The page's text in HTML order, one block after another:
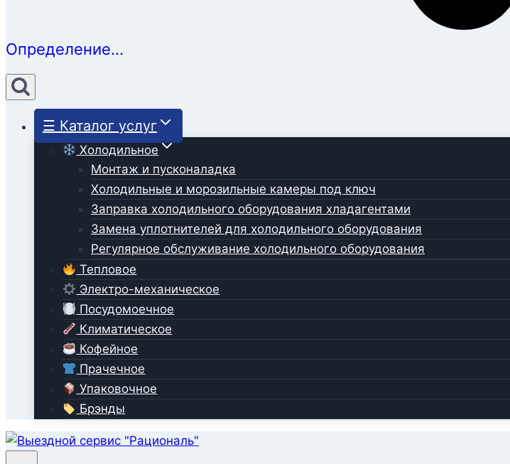
Определение...
☰ Каталог услуг
Холодильное
Монтаж и пусконаладка
Холодильные и морозильные камеры под ключ
Заправка холодильного оборудования хладагентами
Замена уплотнителей для холодильного оборудования
Регулярное обслуживание холодильного оборудования
Тепловое
Электро-механическое
Посудомоечное
Климатическое
Кофейное
Прачечное
Упаковочное
Брэнды